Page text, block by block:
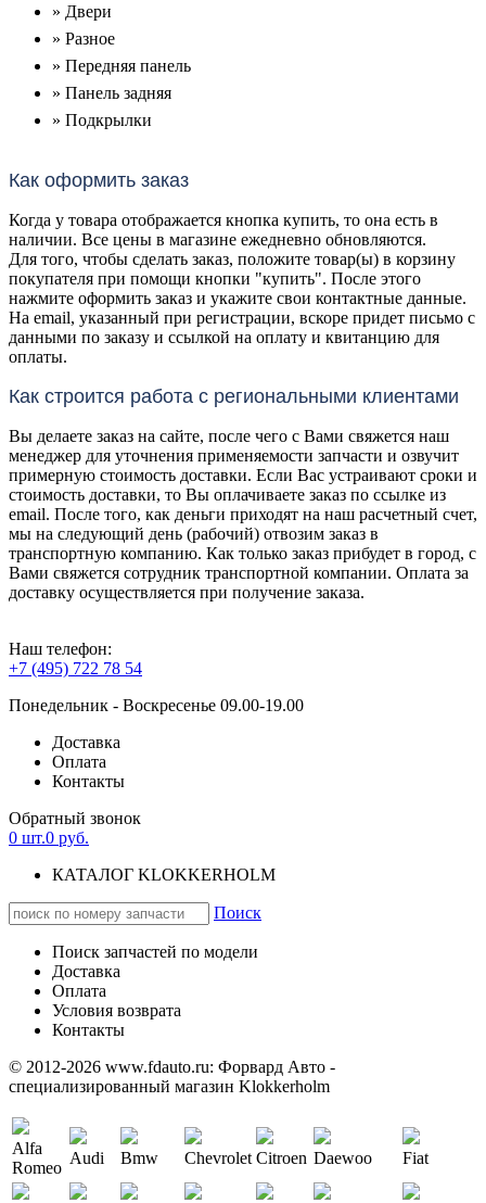
» Двери
» Разное
» Передняя панель
» Панель задняя
» Подкрылки
Как оформить заказ
Когда у товара отображается кнопка купить, то она есть в
наличии. Все цены в магазине ежедневно обновляются.
Для того, чтобы сделать заказ, положите товар(ы) в корзину
покупателя при помощи кнопки "купить". После этого
нажмите оформить заказ и укажите свои контактные данные.
На email, указанный при регистрации, вскоре придет письмо с
данными по заказу и ссылкой на оплату и квитанцию для
оплаты.
Как строится работа с региональными клиентами
Вы делаете заказ на сайте, после чего с Вами свяжется наш
менеджер для уточнения применяемости запчасти и озвучит
примерную стоимость доставки. Если Вас устраивают сроки и
стоимость доставки, то Вы оплачиваете заказ по ссылке из
email. После того, как деньги приходят на наш расчетный счет,
мы на следующий день (рабочий) отвозим заказ в
транспортную компанию. Как только заказ прибудет в город, с
Вами свяжется сотрудник транспортной компании. Оплата за
доставку осуществляется при получение заказа.
Наш телефон:
+7 (495) 722 78 54
Понедельник - Воскресенье 09.00-19.00
Доставка
Оплата
Контакты
Обратный звонок
0 шт.0 руб.
КАТАЛОГ KLOKKERHOLM
Поиск
Поиск запчастей по модели
Доставка
Оплата
Условия возврата
Контакты
© 2012-2026 www.fdauto.ru: Форвард Авто -
специализированный магазин Klokkerholm
Alfa
Romeo
Audi Bmw Chevrolet Citroen Daewoo Fiat